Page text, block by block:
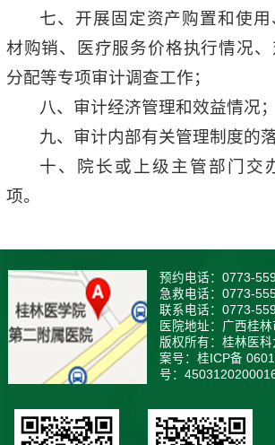
七、开展固定资产购置和使
材购销、医疗服务价格执行情况
分配等专项审计调查工作；
八、审计经济管理和效益情况；
九、审计内部有关管理制度的落
十、院长或上级主管部门交
项。
预约电话：0773-
急救电话：0773-
联系电话：0773-
医院地址：广西桂
版权所有：桂林医
案号：桂ICP备
号：